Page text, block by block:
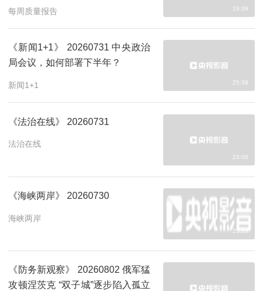
每周质量报告 19:39
《新闻1+1》 20260731 中央政治
局会议，如何部署下半年？
新闻1+1 25:39
《法治在线》 20260731
法治在线
23:00
《海峡两岸》 20260730
海峡两岸
25:23
《防务新观察》 20260802 俄军猛
攻顿涅茨克 “双子城”逐步陷入孤立